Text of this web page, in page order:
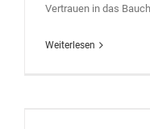
Vertrauen in das
Weiterlesen